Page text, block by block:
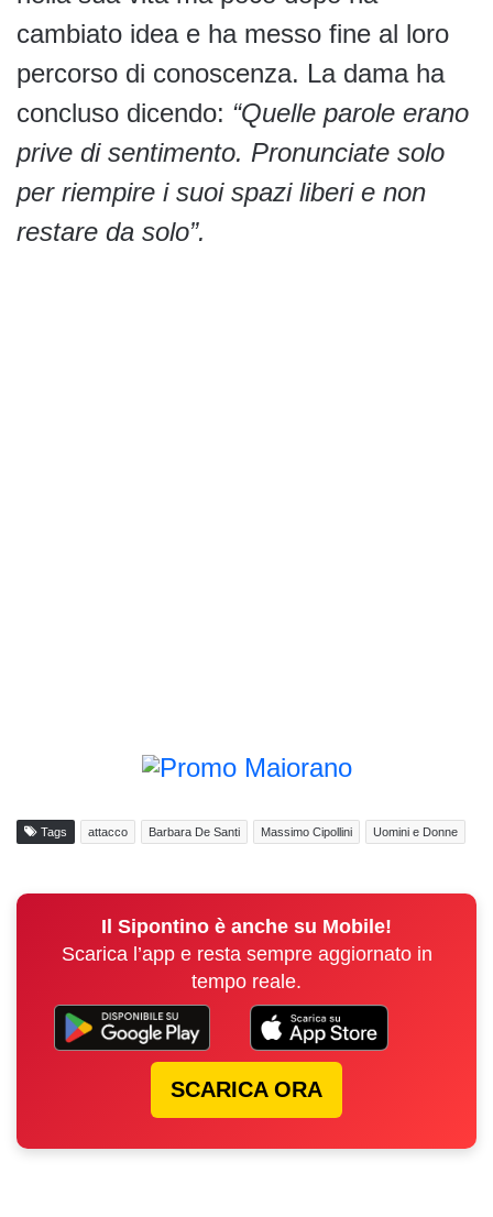
cambiato idea e ha messo fine al loro
percorso di conoscenza. La dama ha
concluso dicendo: “Quelle parole erano
prive di sentimento. Pronunciate solo
per riempire i suoi spazi liberi e non
restare da solo”.
Tags attacco Barbara De Santi Massimo Cipollini Uomini e Donne
Il Sipontino è anche su Mobile!
Scarica l’app e resta sempre aggiornato in
tempo reale.
SCARICA ORA